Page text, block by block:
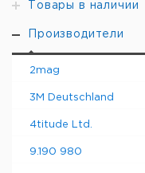
Товары в наличии
Производители
2mag
3M Deutschland
4titude Ltd.
9.190 980